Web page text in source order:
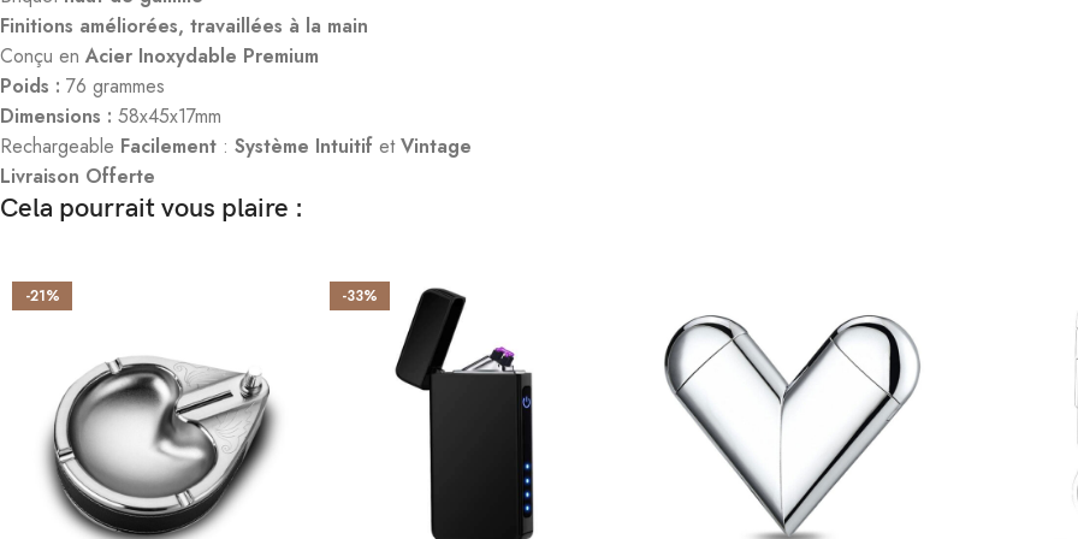
Finitions améliorées, travaillées à la main
Conçu en Acier Inoxydable Premium
Poids : 76 grammes
Dimensions : 58x45x17mm
Rechargeable Facilement : Système Intuitif etVintage
Livraison Offerte
Cela pourrait vous plaire :
-21% -33%